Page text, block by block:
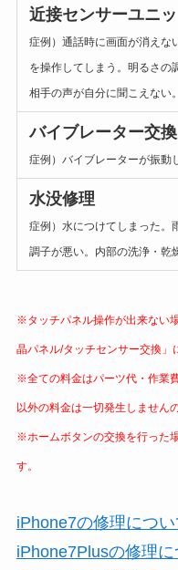
近接センサーユニ
症例）通話時に画面が消えな
を操作してしまう。明るさの
相手の声が自分に聞こえない。
バイブレーター交換
症例）バイブレーターが振動
水没修理
症例）水につけてしまった。
調子が悪い。内部の洗浄・乾
※タッチパネル操作が出来ない
晶パネル/タッチセンサー交換」
※全ての料金はパーツ代・作業
以外の料金は一切発生しません
※ホームボタンの交換を行った
す。
iPhone7の修理につ
iPhone7Plusの修理